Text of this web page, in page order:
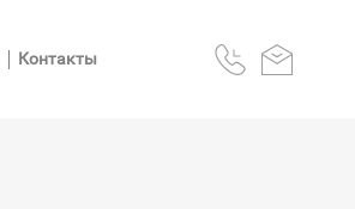
Контакты